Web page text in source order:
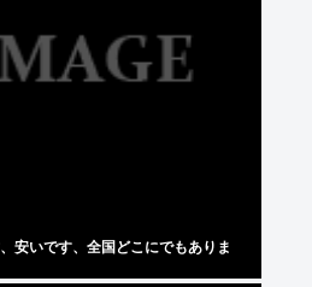
安いです、全国どこにでもありま